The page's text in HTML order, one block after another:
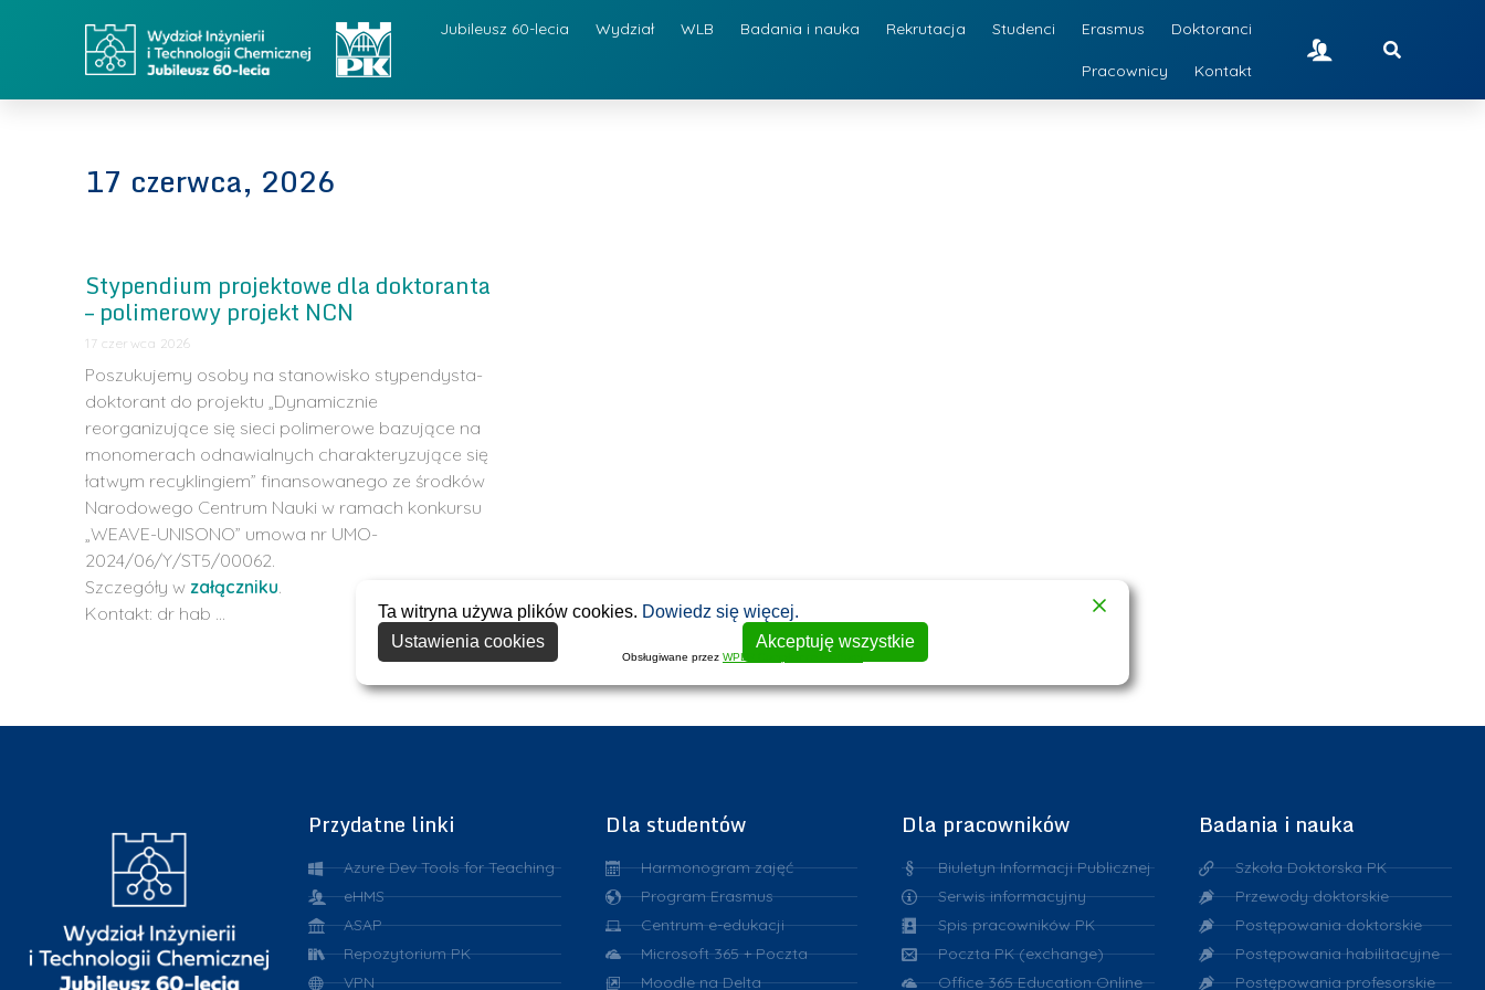
Jubileusz 60-lecia Wydział WLB Badania i nauka Rekrutacja Studenci Erasmus Doktoranci
Pracownicy Kontakt
17 czerwca, 2026
Stypendium projektowe dla doktoranta
– polimerowy projekt NCN
17 czerwca 2026
Poszukujemy osoby na stanowisko stypendysta-
doktorant do projektu „Dynamicznie
reorganizujące się sieci polimerowe bazujące na
monomerach odnawialnych charakteryzujące się
łatwym recyklingiem” finansowanego ze środków
Narodowego Centrum Nauki w ramach konkursu
„WEAVE-UNISONO” umowa nr UMO-
2024/06/Y/ST5/00062.
Szczegóły wzałączniku.
Kontakt: dr hab …
Przydatne linki
Azure Dev Tools for Teaching
eHMS
ASAP
Repozytorium PK
VPN
Dla studentów
Harmonogram zajęć
Program Erasmus
Centrum e-edukacji
Microsoft 365 + Poczta
Moodle na Delta
Dla pracowników
Biuletyn Informacji Publicznej
Serwis informacyjny
Spis pracowników PK
Poczta PK (exchange)
Office 365 Education Online
Badania i nauka
Szkoła Doktorska PK
Przewody doktorskie
Postępowania doktorskie
Postępowania habilitacyjne
Postępowania profesorskie
Ta witryna używa plików cookies. Dowiedz się więcej.
Ustawienia cookies
Akceptuję wszystkie
Obsługiwane przez WPLP Compliance Platform